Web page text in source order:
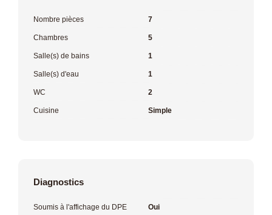
Nombre pièces 7
Chambres 5
Salle(s) de bains 1
Salle(s) d'eau 1
WC 2
Cuisine Simple
Diagnostics
Soumis à l'affichage du DPE Oui